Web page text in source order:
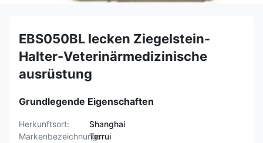
EBS050BL lecken Ziegelstein-
Halter-Veterinärmedizinische
ausrüstung
Grundlegende Eigenschaften
Herkunftsort:
Shanghai
Markenbezeichnung:Terrui